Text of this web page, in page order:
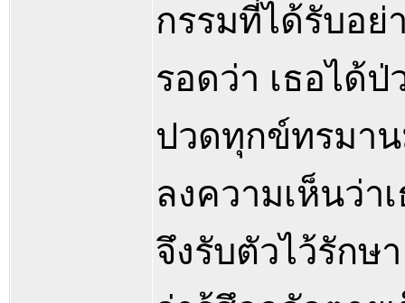
กรรมที่ได้รับอย่
รอดว่า เธอได้ป่
ปวดทุกข์ทรมา
ลงความเห็นว่า
จึงรับตัวไว้รักษ